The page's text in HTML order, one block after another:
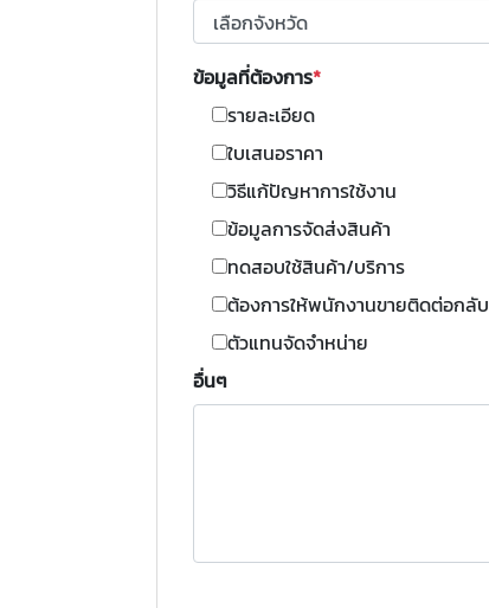
ข้อมูลที่ต้องการ
รายละเอียด
ใบเสนอราคา
วิธีแก้ปัญหาการใช้งาน
ข้อมูลการจัดส่งสินค้า
ทดสอบใช้สินค้า/บริการ
ต้องการให้พนักงานขายติดต่อกลับ
ตัวแทนจัดจำหน่าย
อื่นๆ